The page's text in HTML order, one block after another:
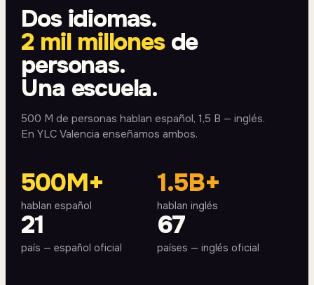
Dos idiomas.
2 mil millonesde
personas.
Una escuela.
500 M de personas hablan español, 1,5 B — inglés.
En YLC Valencia enseñamos ambos.
500M+
hablan español
1.5B+
hablan inglés
21
país — español oficial
67
países — inglés oficial